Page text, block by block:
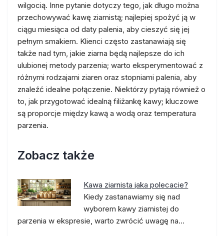
wilgocią. Inne pytanie dotyczy tego, jak długo można
przechowywać kawę ziarnistą; najlepiej spożyć ją w
ciągu miesiąca od daty palenia, aby cieszyć się jej
pełnym smakiem. Klienci często zastanawiają się
także nad tym, jakie ziarna będą najlepsze do ich
ulubionej metody parzenia; warto eksperymentować z
różnymi rodzajami ziaren oraz stopniami palenia, aby
znaleźć idealne połączenie. Niektórzy pytają również o
to, jak przygotować idealną filiżankę kawy; kluczowe
są proporcje między kawą a wodą oraz temperatura
parzenia.
Zobacz także
Kawa ziarnista jaka polecacie?
Kiedy zastanawiamy się nad
wyborem kawy ziarnistej do
parzenia w ekspresie, warto zwrócić uwagę na…